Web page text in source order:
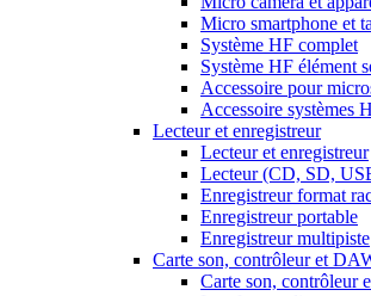
Micro smartphone et
Système HF complet
Système HF élément
Accessoire pour
Accessoire systèmes
Lecteur et enregistreur
Lecteur et enregistreur
Lecteur (CD, SD,
Enregistreur format
Enregistreur portable
Enregistreur multipiste
Carte son, contrôleur et
Carte son, contrôleur